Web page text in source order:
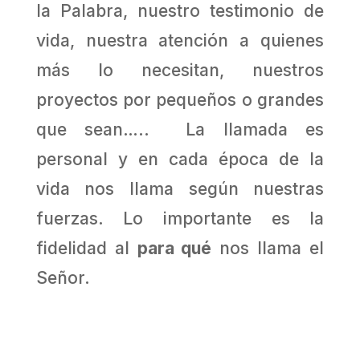
la Palabra, nuestro testimonio de
vida, nuestra atención a quienes
más lo necesitan, nuestros
proyectos por pequeños o grandes
que sean….. La llamada es
personal y en cada época de la
vida nos llama según nuestras
fuerzas. Lo importante es la
fidelidad al para qué nos llama el
Señor.